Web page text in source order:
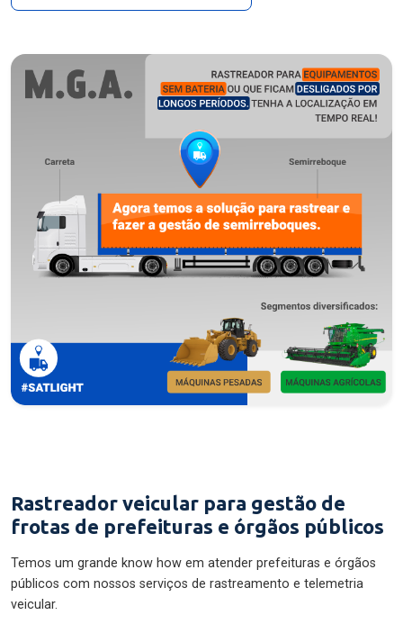
Rastreador veicular para gestão de
frotas de prefeituras e órgãos públicos
Temos um grande know how em atender prefeituras e órgãos
públicos com nossos serviços de rastreamento e telemetria
veicular.